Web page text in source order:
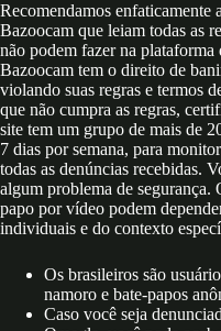
Recomendamos enfaticamente
Bazoocam que leiam todas as
não podem fazer na
Bazoocam tem o direito de
violando suas regras e termos
que não cumpra as regras,
site tem um grupo de mais de
7 dias por semana, para
todas as denúncias recebidas.
algum problema de segurança.
papo por vídeo podem
individuais e do contexto
Os brasileiros são
namoro e bate-papos
Caso você seja